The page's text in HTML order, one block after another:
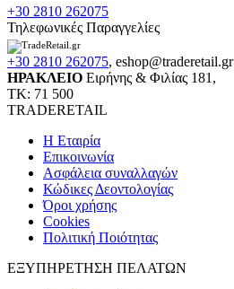
+30 2810 262075
Τηλεφωνικές Παραγγελίες
+30 2810 262075, eshop@traderetail.gr
ΗΡΑΚΛΕΙΟ Ειρήνης & Φιλίας 181,
ΤΚ: 71 500
TRADERETAIL
H Εταιρία
Eπικοινωνία
Ασφάλεια συναλλαγών
Κώδικες Δεοντολογίας
Όροι χρήσης
Cookies
Πολιτική Ποιότητας
ΕΞΥΠΗΡΕΤΗΣΗ ΠΕΛΑΤΩΝ